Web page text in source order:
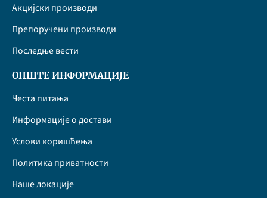
Акцијски производи
Препоручени производи
Последње вести
ОПШТЕ ИНФОРМАЦИЈЕ
Честа питања
Информације о достави
Услови коришћења
Политика приватности
Наше локације